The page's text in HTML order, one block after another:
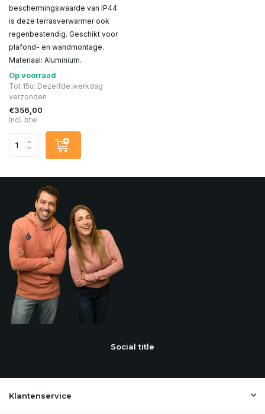
beschermingswaarde van IP44
is deze terrasverwarmer ook
regenbestendig. Geschikt voor
plafond- en wandmontage.
Materiaal: Aluminium.
Op voorraad
Tot 15u: Dezelfde werkdag
verzonden
€356,00
Incl. btw
Social title
Klantenservice